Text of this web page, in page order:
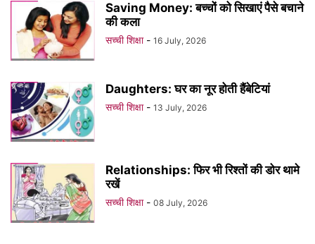
Saving Money: बच्चों को सिखाएं पैसे बचाने
की कला
सच्ची शिक्षा - 16 July, 2026
Daughters: घर का नूर होती हैंबेटियां
सच्ची शिक्षा - 13 July, 2026
Relationships: फिर भी रिश्तों की डोर थामे
रखें
सच्ची शिक्षा - 08 July, 2026